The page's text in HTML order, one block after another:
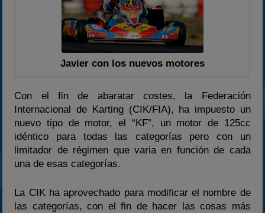
Javier con los nuevos motores
Con el fin de abaratar costes, la Federación
Internacional de Karting (CIK/FIA), ha impuesto un
nuevo tipo de motor, el “KF”, un motor de 125cc
idéntico para todas las categorías pero con un
limitador de régimen que varia en función de cada
una de esas categorías.
La CIK ha aprovechado para modificar el nombre de
las categorías, con el fin de hacer las cosas más